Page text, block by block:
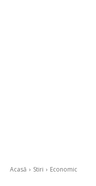
Acasă Stiri Economic